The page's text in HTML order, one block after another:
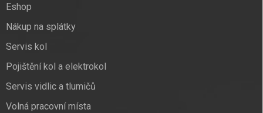
Eshop
Nákup na splátky
Servis kol
Pojištění kol a elektrokol
Servis vidlic a tlumičů
Volná pracovní místa